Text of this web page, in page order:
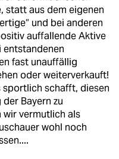
statt aus dem eigenen
und bei anderen
auffallende Aktive
entstandenen
fast unauffällig
oder weiterverkauft!
sportlich schafft, diesen
Bayern zu
wir vermutlich als
wohl noch